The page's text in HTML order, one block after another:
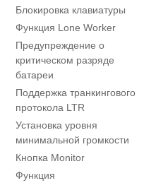
Блокировка клавиатуры
Функция Lone Worker
Предупреждение о
критическом разряде
батареи
Поддержка транкингового
протокола LTR
Установка уровня
минимальной громкости
Кнопка Monitor
Функция